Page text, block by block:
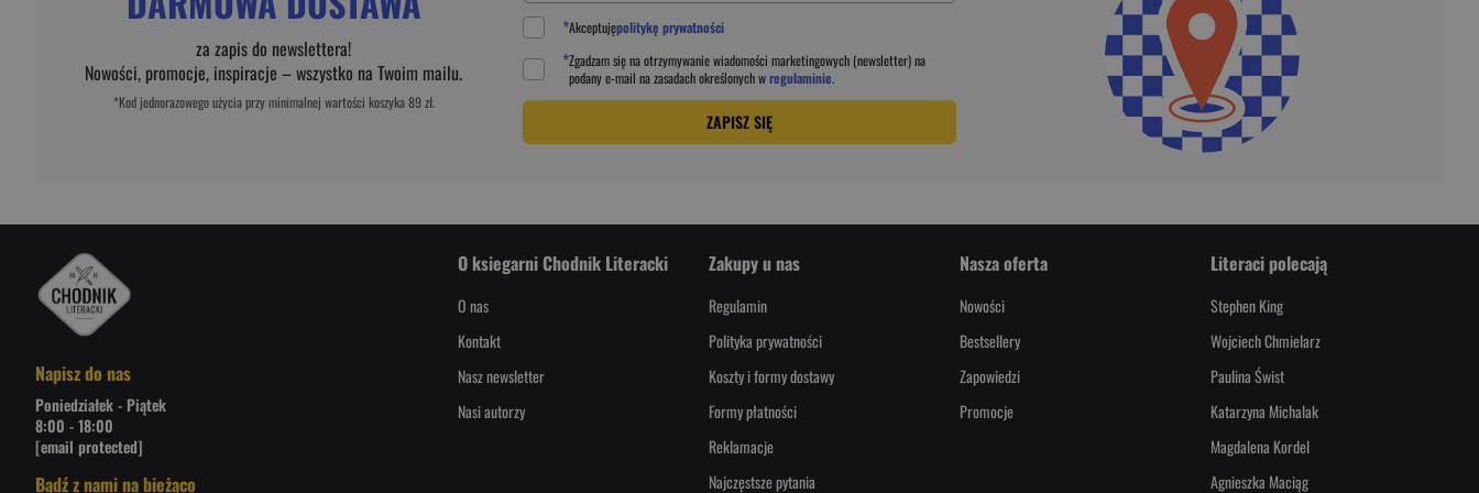
za zapis do newslettera!
Nowości, promocje, inspiracje – wszystko na Twoim mailu.
*Kod jednorazowego użycia przy minimalnej wartości koszyka 89 zł.
*Akceptujępolitykę prywatności
*Zgadzam się na otrzymywanie wiadomości marketingowych (newsletter) na
podanye-mail na zasadach określonych wregulaminie.
ZAPISZ SIĘ
Napisz do nas
Poniedziałek - Piątek
8:00 - 18:00
[email protected]
Bądź z nami na bieżąco
O ksiegarni Chodnik Literacki
O nas
Kontakt
Nasz newsletter
Nasi autorzy
Zakupy u nas
Regulamin
Polityka prywatności
Koszty i formy dostawy
Formy płatności
Reklamacje
Najczęstsze pytania
Nasza oferta
Nowości
Bestsellery
Zapowiedzi
Promocje
Literaci polecają
Stephen King
Wojciech Chmielarz
Paulina Świst
Katarzyna Michalak
Magdalena Kordel
Agnieszka Maciąg